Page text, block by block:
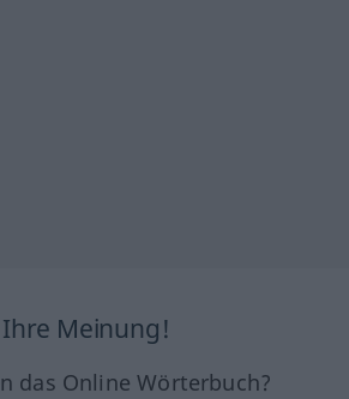
Ihre Meinung!
das Online Wörterbuch?